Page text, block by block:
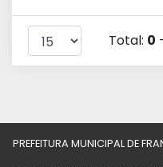
Total: 0
PREFEITURA MUNICIPAL DE